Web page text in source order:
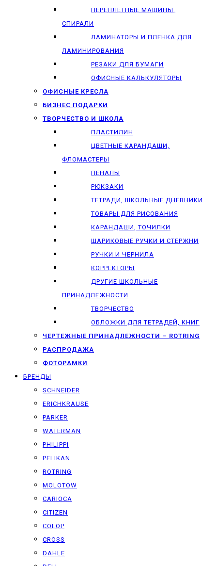
ПЕРЕПЛЕТНЫЕ МАШИНЫ,
СПИРАЛИ
ЛАМИНАТОРЫ И ПЛЕНКА ДЛЯ
ЛАМИНИРОВАНИЯ
РЕЗАКИ ДЛЯ БУМАГИ
ОФИСНЫЕ КАЛЬКУЛЯТОРЫ
ОФИСНЫЕ КРЕСЛА
БИЗНЕС ПОДАРКИ
ТВОРЧЕСТВО И ШКОЛА
ПЛАСТИЛИН
ЦВЕТНЫЕ КАРАНДАШИ,
ФЛОМАСТЕРЫ
ПЕНАЛЫ
РЮКЗАКИ
ТЕТРАДИ, ШКОЛЬНЫЕ ДНЕВНИКИ
ТОВАРЫ ДЛЯ РИСОВАНИЯ
КАРАНДАШИ, ТОЧИЛКИ
ШАРИКОВЫЕ РУЧКИ И СТЕРЖНИ
РУЧКИ И ЧЕРНИЛА
КОРРЕКТОРЫ
ДРУГИЕ ШКОЛЬНЫЕ
ПРИНАДЛЕЖНОСТИ
ТВОРЧЕСТВО
ОБЛОЖКИ ДЛЯ ТЕТРАДЕЙ, КНИГ
ЧЕРТЕЖНЫЕ ПРИНАДЛЕЖНОСТИ – ROTRING
РАСПРОДАЖА
ФОТОРАМКИ
БРЕНДЫ
SCHNEIDER
ERICHKRAUSE
PARKER
WATERMAN
PHILIPPI
PELIKAN
ROTRING
MOLOTOW
CARIOCA
CITIZEN
COLOP
CROSS
DAHLE